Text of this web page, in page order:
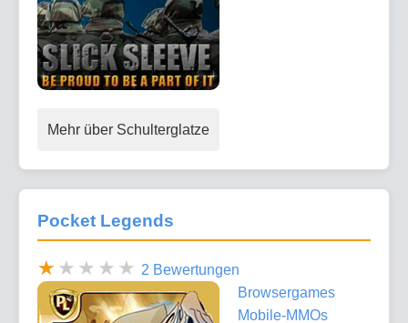
Mehr über Schulterglatze
Pocket Legends
2 Bewertungen
Browsergames
Mobile-MMOs